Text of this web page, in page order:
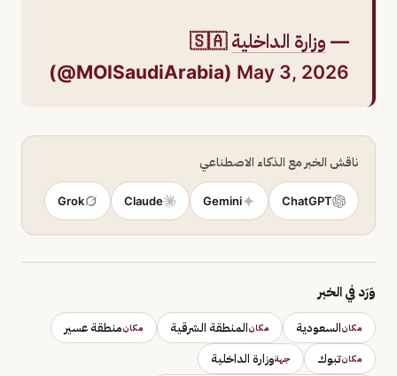
— وزارة الداخلية 🇸🇦
(@MOISaudiArabia) May 3, 2026
ناقش الخبر مع الذكاء الاصطناعي
ChatGPT
Gemini
Claude
Grok
وَرَد في الخبر
مكانالسعودية مكانالمنطقة الشرقية مكانمنطقة عسير
مكانتبوك جهةوزارة الداخلية